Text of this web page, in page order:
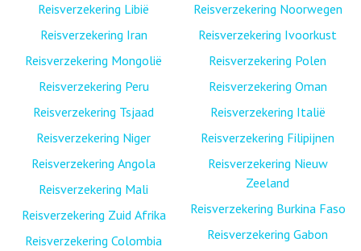
Reisverzekering Libië
Reisverzekering Iran
Reisverzekering Mongolië
Reisverzekering Peru
Reisverzekering Tsjaad
Reisverzekering Niger
Reisverzekering Angola
Reisverzekering Mali
Reisverzekering Zuid Afrika
Reisverzekering Colombia
Reisverzekering Noorwegen
Reisverzekering Ivoorkust
Reisverzekering Polen
Reisverzekering Oman
Reisverzekering Italië
Reisverzekering Filipijnen
Reisverzekering Nieuw
Zeeland
Reisverzekering Burkina Faso
Reisverzekering Gabon